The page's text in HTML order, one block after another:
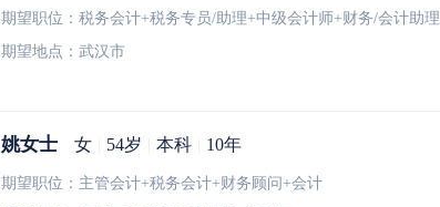
期望职位：税务会计+税务专员/助理+中级会计师+财务/会计助理
期望地点：武汉市
姚女士 女 54岁 本科 10年
期望职位：主管会计+税务会计+财务顾问+会计